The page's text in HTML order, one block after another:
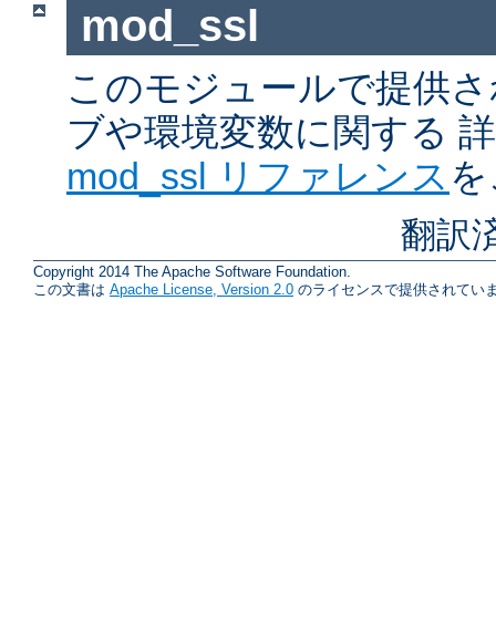
mod_ssl
このモジュールで提供
ブや環境変数に関する
mod_ssl リファレンス
翻訳
Copyright 2014 The Apache Software Foundation.
この文書は Apache License, Version 2.0 のライセンスで提供されてい